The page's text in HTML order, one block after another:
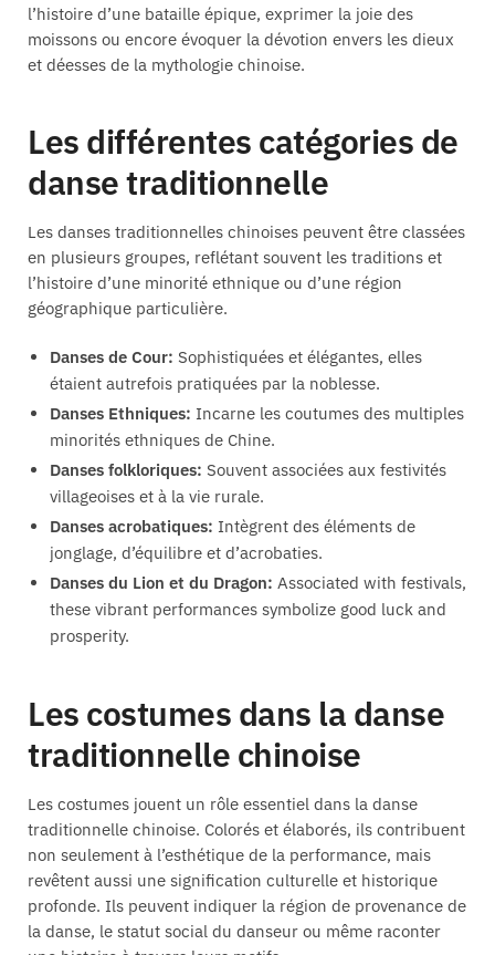
l’histoire d’une bataille épique, exprimer la joie des
moissons ou encore évoquer la dévotion envers les dieux
et déesses de la mythologie chinoise.
Les différentes catégories de
danse traditionnelle
Les danses traditionnelles chinoises peuvent être classées
en plusieurs groupes, reflétant souvent les traditions et
l’histoire d’une minorité ethnique ou d’une région
géographique particulière.
Danses de Cour: Sophistiquées et élégantes, elles
étaient autrefois pratiquées par la noblesse.
Danses Ethniques: Incarne les coutumes des multiples
minorités ethniques de Chine.
Danses folkloriques: Souvent associées aux festivités
villageoises et à la vie rurale.
Danses acrobatiques: Intègrent des éléments de
jonglage, d’équilibre et d’acrobaties.
Danses du Lion et du Dragon: Associated with festivals,
these vibrant performances symbolize good luck and
prosperity.
Les costumes dans la danse
traditionnelle chinoise
Les costumes jouent un rôle essentiel dans la danse
traditionnelle chinoise. Colorés et élaborés, ils contribuent
non seulement à l’esthétique de la performance, mais
revêtent aussi une signification culturelle et historique
profonde. Ils peuvent indiquer la région de provenance de
la danse, le statut social du danseur ou même raconter